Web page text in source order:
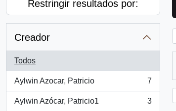
Restringir resultados por:
Creador
Todos
Aylwin Azocar, Patricio
, 7 resultados
7
Aylwin Azócar, Patricio1
, 3 resultados
3